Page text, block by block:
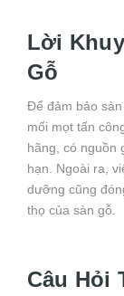
Lời
Gỗ
Để đảm bảo
mối mọt tấn
hãng, có nguồn
hạn. Ngoài ra,
dưỡng cũng
thọ của sàn gỗ.
Câu Hỏi